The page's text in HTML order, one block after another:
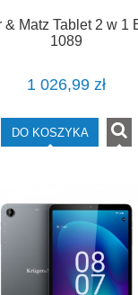
& Matz Tablet 2 w 1
1089
1 026,99 zł
DO KOSZYKA